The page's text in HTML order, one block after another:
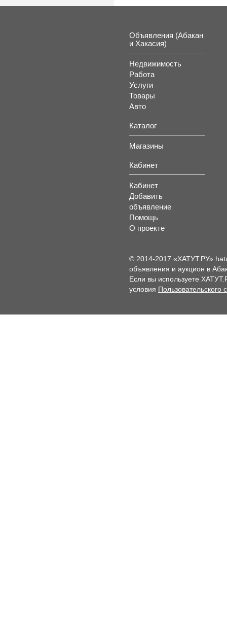
Объявления (Абакан
и Хакасия)
Недвижимость
Работа
Услуги
Товары
Авто
Каталог
Магазины
Кабинет
Кабинет
Добавить
объявление
Помощь
О проекте
© 2014-2017 «ХАТУТ.РУ»
объявления и аукцион в
Если вы используете
условия Пользовательского